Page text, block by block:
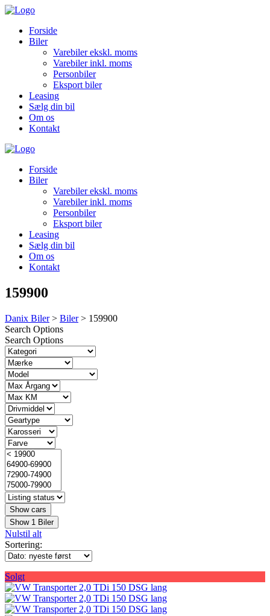
Forside
Biler
Varebiler ekskl. moms
Varebiler inkl. moms
Personbiler
Eksport biler
Leasing
Sælg din bil
Om os
Kontakt
Forside
Biler
Varebiler ekskl. moms
Varebiler inkl. moms
Personbiler
Eksport biler
Leasing
Sælg din bil
Om os
Kontakt
159900
Danix Biler> Biler> 159900
Search Options
Search Options
Show 1 Biler
Nulstil alt
Sortering:
Solgt